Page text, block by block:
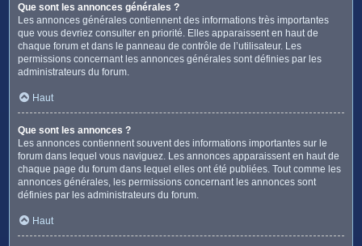
Que sont les annonces générales ?
Les annonces générales contiennent des informations très importantes
que vous devriez consulter en priorité. Elles apparaissent en haut de
chaque forum et dans le panneau de contrôle de l’utilisateur. Les
permissions concernant les annonces générales sont définies par les
administrateurs du forum.
Haut
Que sont les annonces ?
Les annonces contiennent souvent des informations importantes sur le
forum dans lequel vous naviguez. Les annonces apparaissent en haut de
chaque page du forum dans lequel elles ont été publiées. Tout comme les
annonces générales, les permissions concernant les annonces sont
définies par les administrateurs du forum.
Haut